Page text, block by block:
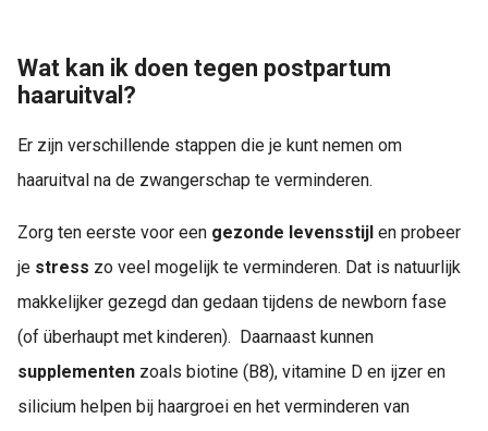
Wat kan ik doen tegen postpartum
haaruitval?
Er zijn verschillende stappen die je kunt nemen om
haaruitval na de zwangerschap te verminderen.
Zorg ten eerste voor een gezonde levensstijl en probeer
je stress zo veel mogelijk te verminderen. Dat is natuurlijk
makkelijker gezegd dan gedaan tijdens de newborn fase
(of überhaupt met kinderen). Daarnaast kunnen
supplementen zoals biotine (B8), vitamine D en ijzer en
silicium helpen bij haargroei en het verminderen van